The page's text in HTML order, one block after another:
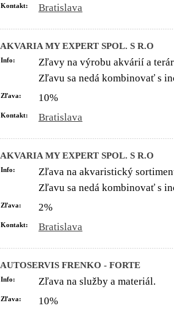
Kontakt: Bratislava
AKVARIA MY EXPERT SPOL. S R.O
Info:
Zľavy na výrobu akvárií a
Zľavu sa nedá kombinovať s
Zľava: 10%
Kontakt: Bratislava
AKVARIA MY EXPERT SPOL. S R.O
Info:
Zľava na akvaristický
Zľavu sa nedá kombinovať s
Zľava: 2%
Kontakt: Bratislava
AUTOSERVIS FRENKO - FORTE
Info: Zľava na služby a materiál.
Zľava: 10%